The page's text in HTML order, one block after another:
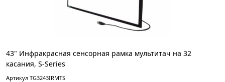
43" Инфракрасная сенсорная рамка мультитач на 32
касания, S-Series
Артикул TG3243IRMTS